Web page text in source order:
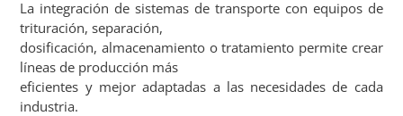
La integración de sistemas de transporte con equipos de
trituración, separación,
dosificación, almacenamiento o tratamiento permite crear
líneas de producción más
eficientes y mejor adaptadas a las necesidades de cada
industria.